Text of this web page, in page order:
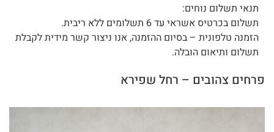
תנאי תשלום נוחים:
תשלום בכרטיס אשראי עד 6 תשלומים ללא ריבית.
הזמנה טלפונית – בסיום ההזמנה, אנו ניצור קשר מידית לקבלת
תשלום ותיאום הובלה.
פרחים צהובים – רחל שפירא